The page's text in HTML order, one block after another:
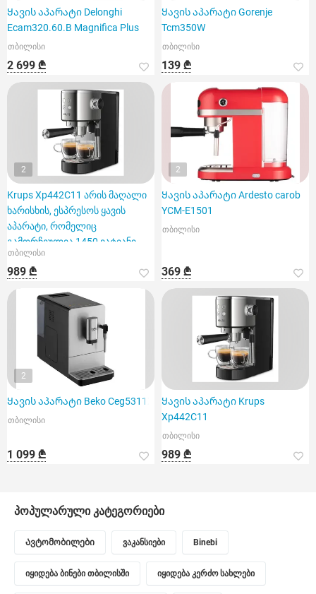
Ყავის აპარატი Delonghi
Ecam320.60.B Magnifica Plus
თბილისი
2 699 ₾
Ყავის აპარატი Gorenje
Tcm350W
თბილისი
139 ₾
2
Krups Xp442C11 არის მაღალი
ხარისხის, ესპრესოს ყავის
აპარატი, რომელიც
გამორჩეულია 1450 ვატიანი
სიმძლა
თბილისი
989 ₾
2
Ყავის აპარატი Ardesto carob
YCM-E1501
თბილისი
369 ₾
2
Ყავის აპარატი Beko Ceg5311X
თბილისი
1 099 ₾
Ყავის აპარატი Krups
Xp442C11
თბილისი
989 ₾
პოპულარული კატეგორიები
Ავტომობილები ვაკანსიები Binebi
იყიდება ბინები თბილისში იყიდება კერძო სახლები